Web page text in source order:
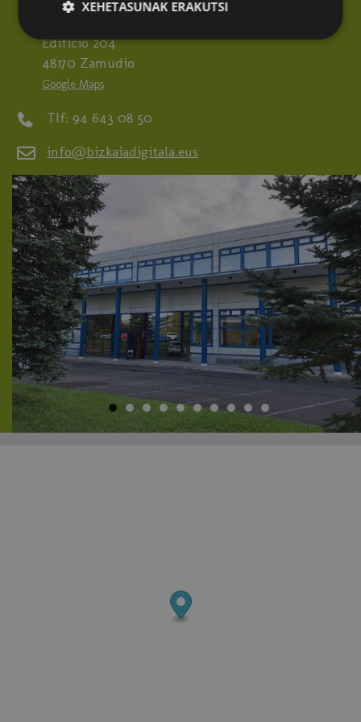
Edificio 204
48170 Zamudio
Google Maps
Tlf: 94 643 08 50
info@bizkaiadigitala.eus
XEHETASUNAK ERAKUTSI